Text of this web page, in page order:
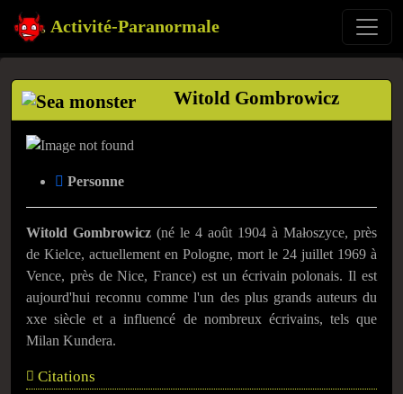
Activité-Paranormale
Witold Gombrowicz
Personne
Witold Gombrowicz (né le 4 août 1904 à Małoszyce, près
de Kielce, actuellement en Pologne, mort le 24 juillet 1969 à
Vence, près de Nice, France) est un écrivain polonais. Il est
aujourd'hui reconnu comme l'un des plus grands auteurs du
xxe siècle et a influencé de nombreux écrivains, tels que
Milan Kundera.
Citations